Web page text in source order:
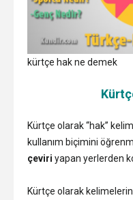
kürtçe hak ne demek
Kürtçe olarak “hak”
kullanım biçimini
çeviri yapan yerlerden
Kürtçe olarak kelimelerin